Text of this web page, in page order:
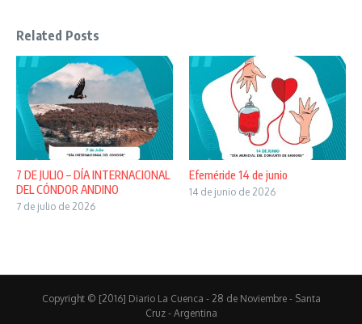
Related Posts
7 DE JULIO – DÍA INTERNACIONAL
DEL CÓNDOR ANDINO
7 de julio de 2026
Efeméride 14 de junio
14 de junio de 2026
Copyright © [2016] Diario La Cuenca - 28 de Noviembre - Santa
Cruz - Argentina